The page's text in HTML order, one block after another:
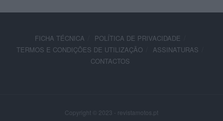
FICHA TÉCNICA
POLÍTICA DE PRIVACIDADE
TERMOS E CONDIÇÕES DE UTILIZAÇÃO
ASSINATURAS
CONTACTOS
Copyright © 2023 - revistamotos.pt